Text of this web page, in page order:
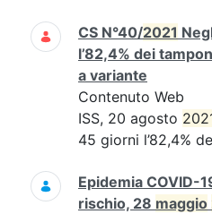
CS N°40/2021
l’82,4% dei
a variante
Contenuto Web
ISS, 20 agosto
45 giorni l’82,4%
Epidemia COVID-
rischio, 28 maggio